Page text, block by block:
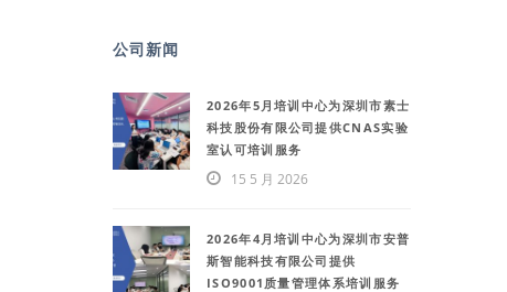
公司新闻
2026年5月培训中心为深圳市素士
科技股份有限公司提供CNAS实验
室认可培训服务
15 5 月 2026
2026年4月培训中心为深圳市安普
斯智能科技有限公司提供
ISO9001质量管理体系培训服务